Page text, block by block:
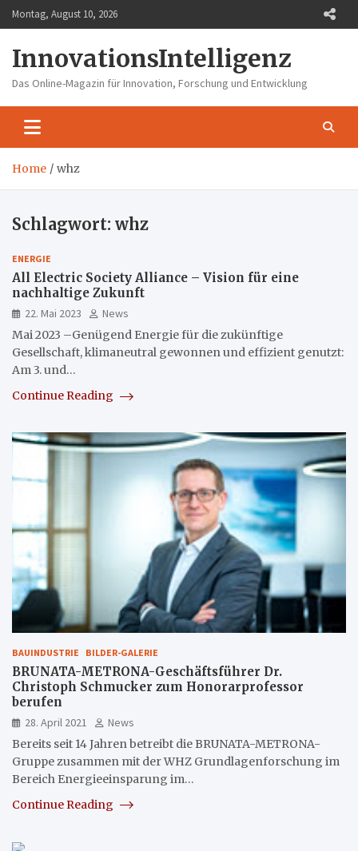
Skip
to
Montag, August 10, 2026
InnovationsIntelligenz
Das Online-Magazin für Innovation, Forschung und Entwicklung
Home whz
Schlagwort: whz
ENERGIE
All Electric Society Alliance – Vision für eine
nachhaltige Zukunft
22. Mai 2023
News
Mai 2023 –Genügend Energie für die zukünftige
Gesellschaft, klimaneutral gewonnen und effizient genutzt:
Am 3. und…
Continue Reading
BAUINDUSTRIE BILDER-GALERIE
BRUNATA-METRONA-Geschäftsführer Dr.
Christoph Schmucker zum Honorarprofessor
berufen
28. April 2021
News
Bereits seit 14 Jahren betreibt die BRUNATA-METRONA-
Gruppe zusammen mit der WHZ Grundlagenforschung im
Bereich Energieeinsparung im…
Continue Reading